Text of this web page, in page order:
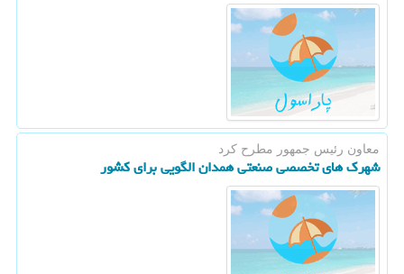
معاون رئیس جمهور مطرح كرد
شهرك های تخصصی صنعتی همدان الگویی برای كشور ‏